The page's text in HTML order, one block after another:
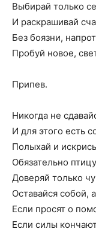
Выбирай только
И раскрашивай
Без боязни,
Пробуй новое,
Припев.
Никогда не
И для этого есть
Полыхай и
Обязательно
Доверяй только
Оставайся собой,
Если просят о
Если силы